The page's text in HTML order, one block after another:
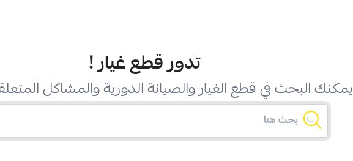
تدور قطع غيار!
يمكنك البحث في قطع الغيار والصيانة الدورية والمشاكل